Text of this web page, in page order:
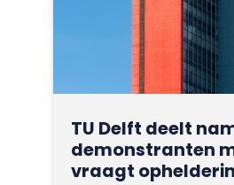
TU Delft deelt
demonstranten
vraagt